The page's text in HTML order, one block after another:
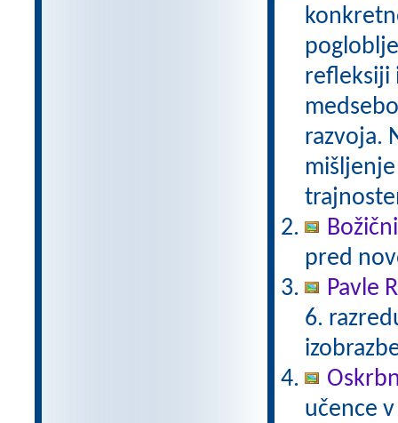
refleksiji
razvoja.
pred
Pavle
6.
učence